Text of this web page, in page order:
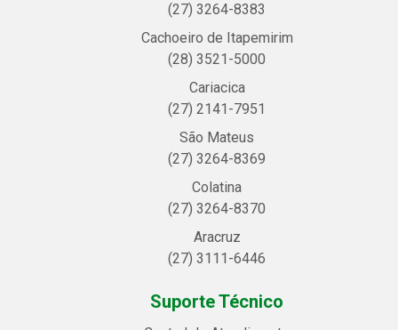
(27) 3264-8383
Cachoeiro de Itapemirim
(28) 3521-5000
Cariacica
(27) 2141-7951
São Mateus
(27) 3264-8369
Colatina
(27) 3264-8370
Aracruz
(27) 3111-6446
Suporte Técnico